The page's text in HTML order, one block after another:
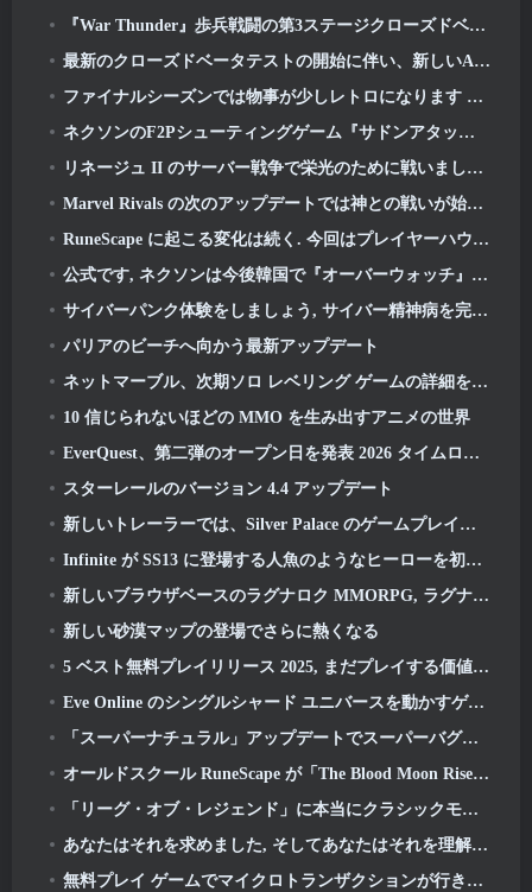
『War Thunder』歩兵戦闘の第3ステージクローズドベータテストが発表
最新のクローズドベータテストの開始に伴い、新しいAniimoトレーラーが公開されました
ファイナルシーズンでは物事が少しレトロになります 11 アップデート
ネクソンのF2Pシューティングゲーム『サドンアタック ゼロポイント』最終クローズドβテストが本日スタート
リネージュ II のサーバー戦争で栄光のために戦いましょう
Marvel Rivals の次のアップデートでは神との戦いが始まります
RuneScape に起こる変化は続く. 今回はプレイヤーハウジングです
公式です, ネクソンは今後韓国で『オーバーウォッチ』を出版する予定
サイバーパンク体験をしましょう, サイバー精神病を完全に抱えている, 『Apex Legends』の次のクロスオーバーイベントで
パリアのビーチへ向かう最新アップデート
ネットマーブル、次期ソロ レベリング ゲームの詳細を公開, ソロレベリング: KARMA アニメエキスポにて
10 信じられないほどの MMO を生み出すアニメの世界
EverQuest、第二弾のオープン日を発表 2026 タイムロック拡張サーバー
スターレールのバージョン 4.4 アップデート
新しいトレーラーでは、Silver Palace のゲームプレイを紹介します
Infinite が SS13 に登場する人魚のようなヒーローを初公開: 残光
新しいブラウザベースのラグナロク MMORPG, ラグナロクユニバースを発表
新しい砂漠マップの登場でさらに熱くなる
5 ベスト無料プレイリリース 2025, まだプレイする価値はありますか 2026?
Eve Online のシングルシャード ユニバースを動かすゲーム エンジンがオープンソースになりました
「スーパーナチュラル」アップデートでスーパーバグがスーパーアニマルロイヤルに侵入
オールドスクール RuneScape が「The Blood Moon Rises」グランドマスタークエストをドロップ, 20年にわたるクエストラインに終止符を打つ
「リーグ・オブ・レジェンド」に本当にクラシックモードが登場
あなたはそれを求めました, そしてあなたはそれを理解しています. Eterspireでギルドが利用可能になりました
無料プレイ ゲームでマイクロトランザクションが行き過ぎている?